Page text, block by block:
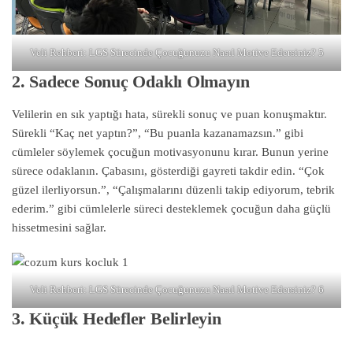
Veli Rehberi: LGS Sürecinde Çocuğunuzu Nasıl Motive Edersiniz? 5
2. Sadece Sonuç Odaklı Olmayın
Velilerin en sık yaptığı hata, sürekli sonuç ve puan konuşmaktır.
Sürekli “Kaç net yaptın?”, “Bu puanla kazanamazsın.” gibi
cümleler söylemek çocuğun motivasyonunu kırar. Bunun yerine
sürece odaklanın. Çabasını, gösterdiği gayreti takdir edin. “Çok
güzel ilerliyorsun.”, “Çalışmalarını düzenli takip ediyorum, tebrik
ederim.” gibi cümlelerle süreci desteklemek çocuğun daha güçlü
hissetmesini sağlar.
Veli Rehberi: LGS Sürecinde Çocuğunuzu Nasıl Motive Edersiniz? 6
3. Küçük Hedefler Belirleyin